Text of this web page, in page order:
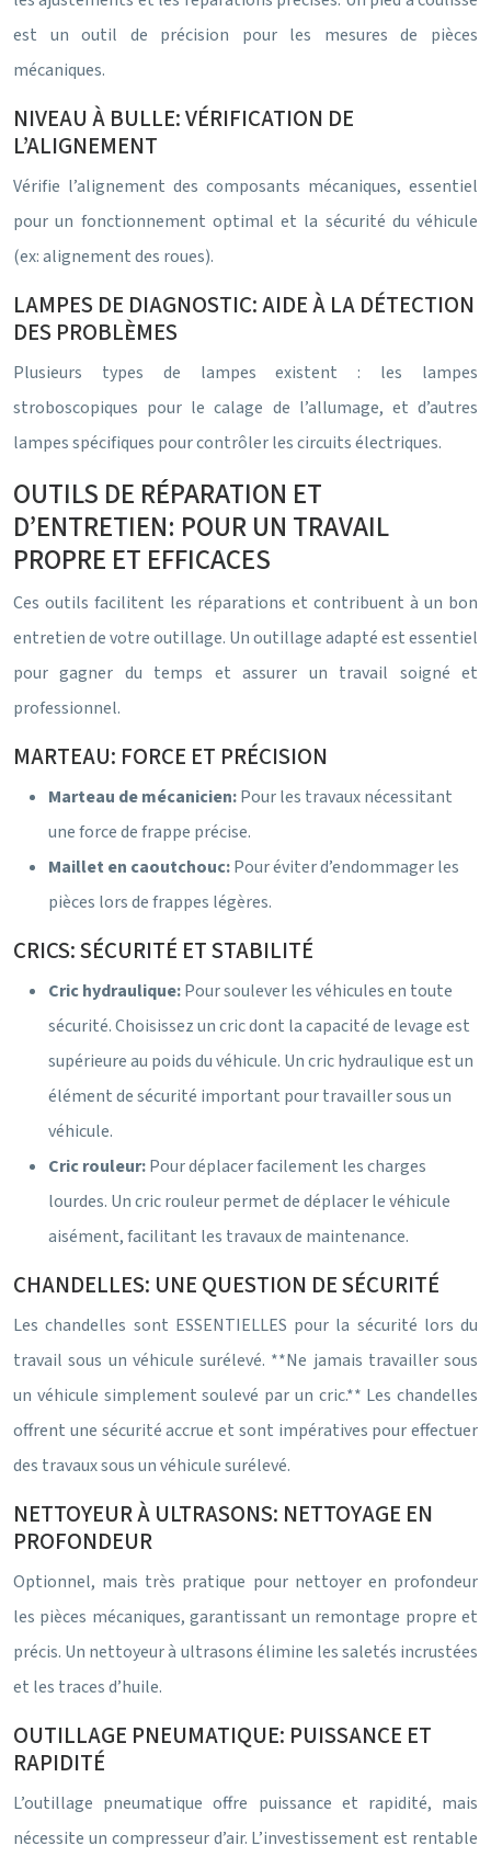
est un outil de précision pour les mesures de pièces
mécaniques.
NIVEAU À BULLE: VÉRIFICATION DE
L’ALIGNEMENT
Vérifie l’alignement des composants mécaniques, essentiel
pour un fonctionnement optimal et la sécurité du véhicule
(ex: alignement des roues).
LAMPES DE DIAGNOSTIC: AIDE À LA DÉTECTION
DES PROBLÈMES
Plusieurs types de lampes existent : les lampes
stroboscopiques pour le calage de l’allumage, et d’autres
lampes spécifiques pour contrôler les circuits électriques.
OUTILS DE RÉPARATION ET
D’ENTRETIEN: POUR UN TRAVAIL
PROPRE ET EFFICACES
Ces outils facilitent les réparations et contribuent à un bon
entretien de votre outillage. Un outillage adapté est essentiel
pour gagner du temps et assurer un travail soigné et
professionnel.
MARTEAU: FORCE ET PRÉCISION
Marteau de mécanicien:Pour les travaux nécessitant
une force de frappe précise.
Maillet en caoutchouc:Pour éviter d’endommager les
pièces lors de frappes légères.
CRICS: SÉCURITÉ ET STABILITÉ
Cric hydraulique:Pour soulever les véhicules en toute
sécurité. Choisissez un cric dont la capacité de levage est
supérieure au poids du véhicule. Un cric hydraulique est un
élément de sécurité important pour travailler sous un
véhicule.
Cric rouleur:Pour déplacer facilement les charges
lourdes. Un cric rouleur permet de déplacer le véhicule
aisément, facilitant les travaux de maintenance.
CHANDELLES: UNE QUESTION DE SÉCURITÉ
Les chandelles sont ESSENTIELLES pour la sécurité lors du
travail sous un véhicule surélevé. **Ne jamais travailler sous
un véhicule simplement soulevé par un cric.** Les chandelles
offrent une sécurité accrue et sont impératives pour effectuer
des travaux sous un véhicule surélevé.
NETTOYEUR À ULTRASONS: NETTOYAGE EN
PROFONDEUR
Optionnel, mais très pratique pour nettoyer en profondeur
les pièces mécaniques, garantissant un remontage propre et
précis. Un nettoyeur à ultrasons élimine les saletés incrustées
et les traces d’huile.
OUTILLAGE PNEUMATIQUE: PUISSANCE ET
RAPIDITÉ
L’outillage pneumatique offre puissance et rapidité, mais
nécessite un compresseur d’air. L’investissement est rentable